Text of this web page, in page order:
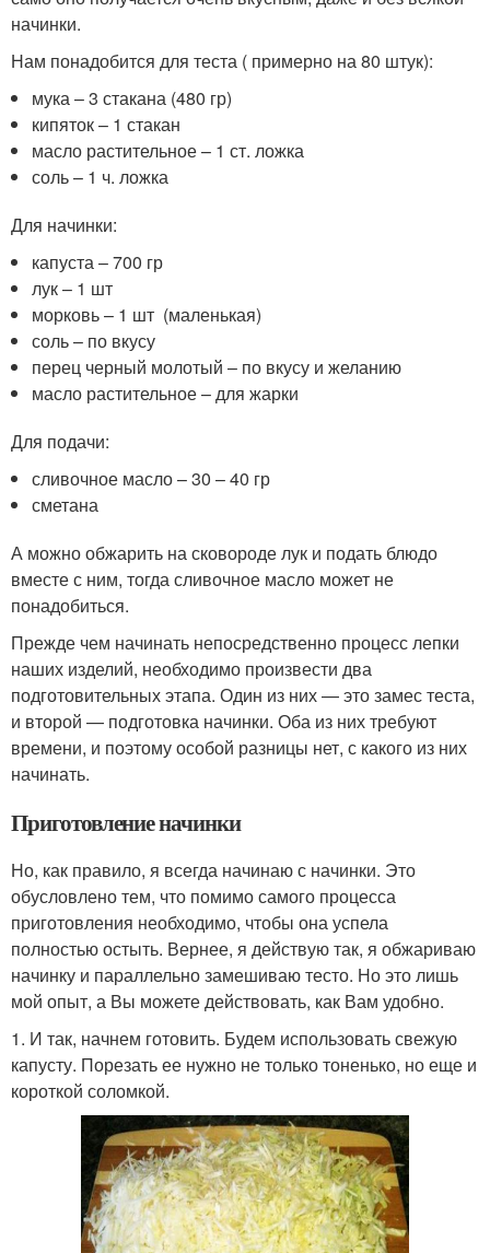
начинки.
Нам понадобится для теста ( примерно на 80 штук):
мука – 3 стакана (480 гр)
кипяток – 1 стакан
масло растительное – 1 ст. ложка
соль – 1 ч. ложка
Для начинки:
капуста – 700 гр
лук – 1 шт
морковь – 1 шт (маленькая)
соль – по вкусу
перец черный молотый – по вкусу и желанию
масло растительное – для жарки
Для подачи:
сливочное масло – 30 – 40 гр
сметана
А можно обжарить на сковороде лук и подать блюдо
вместе с ним, тогда сливочное масло может не
понадобиться.
Прежде чем начинать непосредственно процесс лепки
наших изделий, необходимо произвести два
подготовительных этапа. Один из них — это замес теста,
и второй — подготовка начинки. Оба из них требуют
времени, и поэтому особой разницы нет, с какого из них
начинать.
Приготовление начинки
Но, как правило, я всегда начинаю с начинки. Это
обусловлено тем, что помимо самого процесса
приготовления необходимо, чтобы она успела
полностью остыть. Вернее, я действую так, я обжариваю
начинку и параллельно замешиваю тесто. Но это лишь
мой опыт, а Вы можете действовать, как Вам удобно.
1. И так, начнем готовить. Будем использовать свежую
капусту. Порезать ее нужно не только тоненько, но еще и
короткой соломкой.